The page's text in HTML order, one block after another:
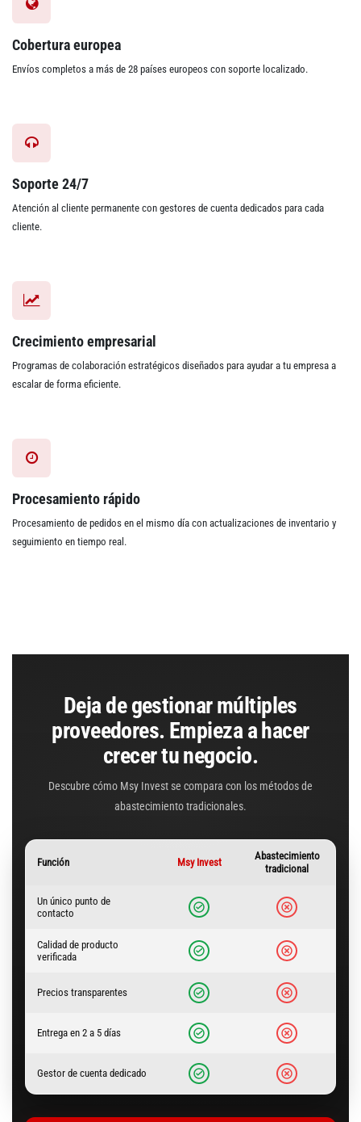
Cobertura europea
Envíos completos a más de 28 países europeos con soporte localizado.
Soporte 24/7
Atención al cliente permanente con gestores de cuenta dedicados para cada
cliente.
Crecimiento empresarial
Programas de colaboración estratégicos diseñados para ayudar a tu empresa a
escalar de forma eficiente.
Procesamiento rápido
Procesamiento de pedidos en el mismo día con actualizaciones de inventario y
seguimiento en tiempo real.
Deja de gestionar múltiples
proveedores. Empieza a hacer
crecer tu negocio.
Descubre cómo Msy Invest se compara con los métodos de
abastecimiento tradicionales.
Función Msy Invest
Abastecimiento
tradicional
Un único punto de
contacto
Calidad de producto
verificada
Precios transparentes
Entrega en 2 a 5 días
Gestor de cuenta dedicado